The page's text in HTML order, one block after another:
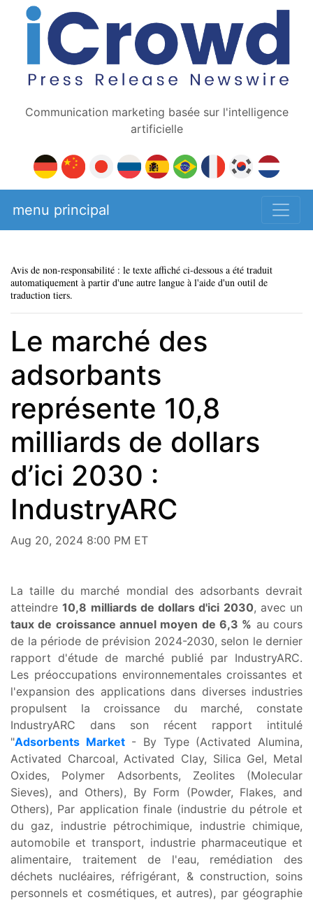
Communication marketing basée sur l'intelligence
artificielle
menu principal
Avis de non-responsabilité : le texte affiché ci-dessous a été traduit
automatiquement à partir d'une autre langue à l'aide d'un outil de
traduction tiers.
Le marché des
adsorbants
représente 10,8
milliards de dollars
d’ici 2030 :
IndustryARC
Aug 20, 2024 8:00 PM ET
La taille du marché mondial des adsorbants devrait
atteindre10,8 milliards de dollars d'ici 2030, avec un
taux de croissance annuel moyen de 6,3 % au cours
de la période de prévision 2024-2030, selon le dernier
rapport d'étude de marché publié par IndustryARC.
Les préoccupations environnementales croissantes et
l'expansion des applications dans diverses industries
propulsent la croissance du marché, constate
IndustryARC dans son récent rapport intitulé
"Adsorbents Market- By Type (Activated Alumina,
Activated Charcoal, Activated Clay, Silica Gel, Metal
Oxides, Polymer Adsorbents, Zeolites (Molecular
Sieves), and Others), By Form (Powder, Flakes, and
Others), Par application finale (industrie du pétrole et
du gaz, industrie pétrochimique, industrie chimique,
automobile et transport, industrie pharmaceutique et
alimentaire, traitement de l'eau, remédiation des
déchets nucléaires, réfrigérant, & construction, soins
personnels et cosmétiques, et autres), par géographie